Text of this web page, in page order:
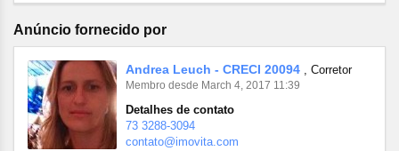
Anúncio fornecido por
Andrea Leuch - CRECI 20094 , Corretor
Membro desde March 4, 2017 11:39
Detalhes de contato
73 3288-3094
contato@imovita.com